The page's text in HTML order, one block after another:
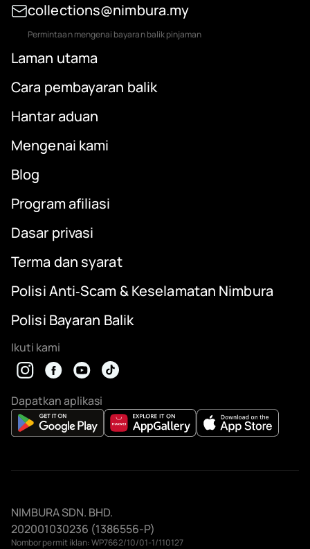
collections@nimbura.my
Permintaan mengenai bayaran balik pinjaman
Laman utama
Cara pembayaran balik
Hantar aduan
Mengenai kami
Blog
Program afiliasi
Dasar privasi
Terma dan syarat
Polisi Anti‑Scam & Keselamatan Nimbura
Polisi Bayaran Balik
Ikuti kami
Dapatkan aplikasi
NIMBURA SDN. BHD.
202001030236 (1386556-P)
Nombor permit iklan: WP7662/10/01-1/110127